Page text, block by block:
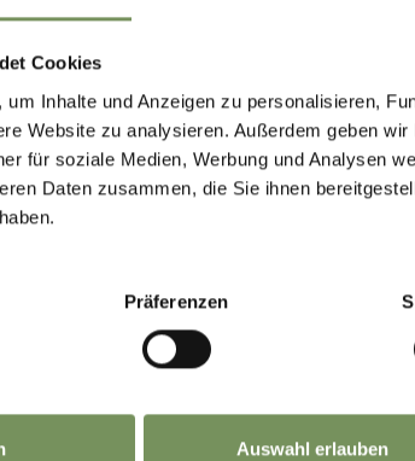
Cookies
Inhalte und Anzeigen zu personalisieren,
Website zu analysieren. Außerdem geben
für soziale Medien, Werbung und Analysen
Daten zusammen, die Sie ihnen
Präferenzen
Auswahl erlauben
VOUS A-T-IL ÉTÉ UTILE?